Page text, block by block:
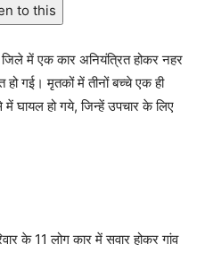
to this
जिले में एक कार अनियंत्रित होकर नहर
हो गई। मृतकों में तीनों बच्चे एक ही
घायल हो गये, जिन्हें उपचार के लिए
के 11 लोग कार में सवार होकर गांव